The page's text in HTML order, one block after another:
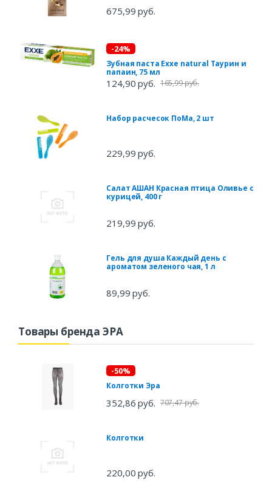
675,99 руб.
-24%
Зубная паста Exxe natural Таурин и
папаин, 75 мл
124,90 руб. 165,99 руб.
Набор расчесок ПоМа, 2 шт
229,99 руб.
Салат АШАН Красная птица Оливье с
курицей, 400 г
219,99 руб.
Гель для душа Каждый день с
ароматом зеленого чая, 1 л
89,99 руб.
Товары бренда ЭРА
-50%
Колготки Эра
352,86 руб. 707,47 руб.
Колготки
220,00 руб.